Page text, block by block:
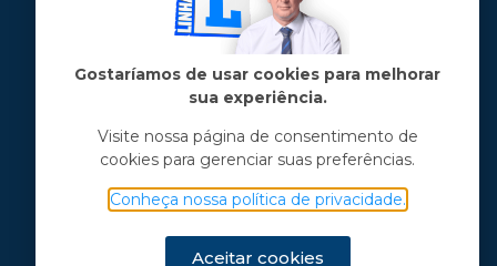
Formado em Jornalismo, estudou filosofia
e tem pós-graduações em ciência política
e marketing político.
Menu principal
Notícias
Opinião
Chama o Linhares
Gostaríamos de usar cookies para melhorar
sua experiência.
Visite nossa página de consentimento de
cookies para gerenciar suas preferências.
Conheça nossa política de privacidade.
Aceitar cookies